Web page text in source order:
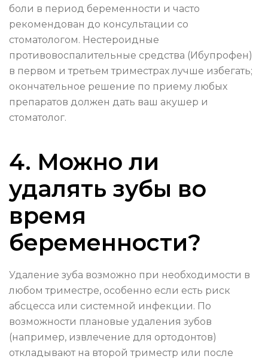
боли в период беременности и часто
рекомендован до консультации со
стоматологом. Нестероидные
противовоспалительные средства (Ибупрофен)
в первом и третьем триместрах лучше избегать;
окончательное решение по приему любых
препаратов должен дать ваш акушер и
стоматолог.
4. Можно ли
удалять зубы во
время
беременности?
Удаление зуба возможно при необходимости в
любом триместре, особенно если есть риск
абсцесса или системной инфекции. По
возможности плановые удаления зубов
(например, извлечение для ортодонтов)
откладывают на второй триместр или после